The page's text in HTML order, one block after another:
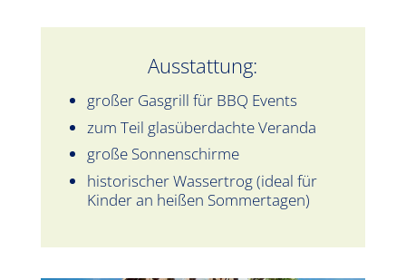
Ausstattung:
großer Gasgrill für BBQ Events
zum Teil glasüberdachte Veranda
große Sonnenschirme
historischer Wassertrog (ideal für
Kinder an heißen Sommertagen)